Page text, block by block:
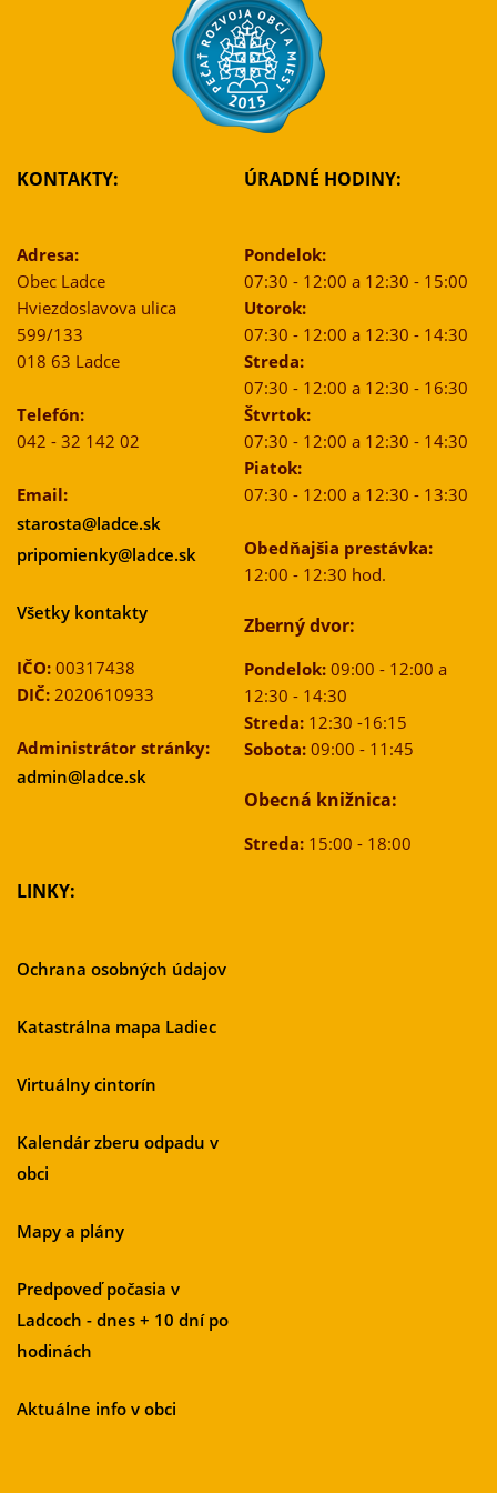
KONTAKTY:
Adresa:
Obec Ladce
Hviezdoslavova ulica
599/133
018 63 Ladce
Telefón:
042 - 32 142 02
Email:
starosta@ladce.sk
pripomienky@ladce.sk
Všetky kontakty
IČO: 00317438
DIČ: 2020610933
Administrátor stránky:
admin@ladce.sk
ÚRADNÉ HODINY:
Pondelok:
07:30 - 12:00 a 12:30 - 15:00
Utorok:
07:30 - 12:00 a 12:30 - 14:30
Streda:
07:30 - 12:00 a 12:30 - 16:30
Štvrtok:
07:30 - 12:00 a 12:30 - 14:30
Piatok:
07:30 - 12:00 a 12:30 - 13:30
Obedňajšia prestávka:
12:00 - 12:30 hod.
Zberný dvor:
Pondelok:09:00 - 12:00 a
12:30 - 14:30
Streda:12:30 -16:15
Sobota:09:00 - 11:45
Obecná knižnica:
Streda:15:00 - 18:00
LINKY:
Ochrana osobných údajov
Katastrálna mapa Ladiec
Virtuálny cintorín
Kalendár zberu odpadu v
obci
Mapy a plány
Predpoveď počasia v
Ladcoch - dnes + 10 dní po
hodinách
Aktuálne info v obci